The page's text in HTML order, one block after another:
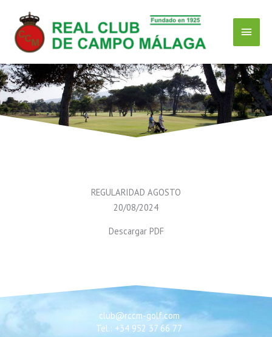
contenido
Menú
REGULARIDAD AGOSTO
20/08/2024
Descargar PDF
club@rccm-golf.com
Tel.: +34 952 37 66 77